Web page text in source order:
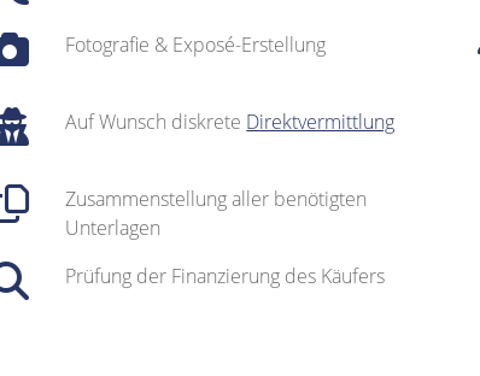
Fotografie & Exposé-Erstellung
Auf Wunsch diskrete Direktvermittlung
Zusammenstellung aller benötigten
Unterlagen
Prüfung der Finanzierung des Käufers